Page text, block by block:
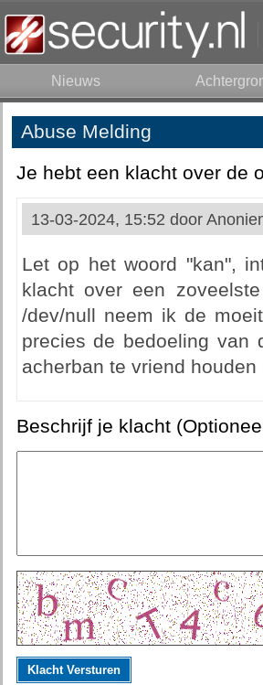
Nieuws
Abuse Melding
Je hebt een klacht over de
13-03-2024, 15:52 door
Let op het woord "kan",
klacht over een
/dev/null neem ik de
precies de bedoeling van
acherban te vriend
Beschrijf je klacht
Klacht Versturen